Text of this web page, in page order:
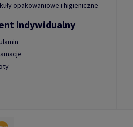
opakowaniowe i higieniczne
indywidualny